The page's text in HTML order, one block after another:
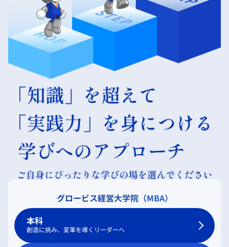
グロービス経営大学院（MBA）
本科
創造に挑み、変革を導くリーダーへ